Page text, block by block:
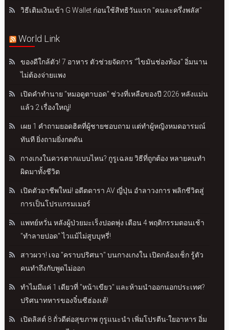
วิธีเติมเงินเข้า G Wallet ก่อนใช้สิทธิวันแรก "คนละครึ่งพลัส"
World Link
ของดีใกล้ตัว! 7 อาหาร ตัวช่วยจัดการ "ไขมันช่องท้อง" อิ่มนาน
ไม่ต้องจ่ายแพง
เปิดคำทำนาย "หมอดูตาบอด" ช่วงที่เหลือของปี 2026 หลังแม่น
แล้ว 2 เรื่องใหญ่!
เผย 1 คำถามยอดฮิตที่ผู้ชายชอบถาม แต่ทำผู้หญิงหมดอารมณ์
ทันที ยิ่งถามยิ่งกดดัน
กางเกงในควรตากแบบไหน? กูรูเฉลย วิธีที่ถูกต้อง หลายคนทำ
ผิดมาทั้งชีวิต
เปิดตัวอาชีพใหม่! อดีตดารา AV ญี่ปุ่น อำลาวงการ พลิกชีวิตสู่
การเป็นโปรแกรมเมอร์
แพทย์หวั่น หลังผู้ป่วยมะเร็งปอดพุ่ง เตือน 4 พฤติกรรมตอนเช้า
"ทำลายปอด" ไวแม้ไม่สูบบุหรี่!
สาวผวา! เจอ "คราบปริศนา" บนกางเกงใน เปิดกล้องเช็ก รู้ตัว
คนทำถึงกับพูดไม่ออก
ทำไมมีแค่ 1 เดียวที่ "หน้าเขียว" และห้ามนำออกนอกประเทศ?
ปริศนาทหารของจิ๋นซีฮ่องเต้!
เปิดลิสต์ 8 ถั่วดีต่อสุขภาพ กูรูแนะนำ เพิ่มโปรตีน-ใยอาหาร อิ่ม